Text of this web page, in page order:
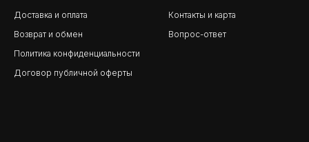
Доставка и оплата
Возврат и обмен
Политика конфиденциальности
Договор публичной оферты
Контакты и карта
Вопрос-ответ